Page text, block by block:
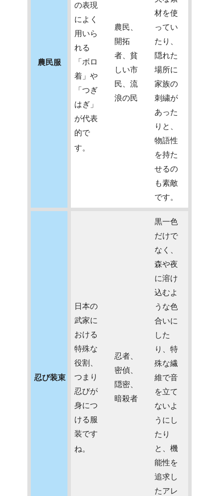
農民服
の表現
によく
用いら
れる
「ボロ
着」や
「つぎ
はぎ」
が代表
的で
す。
農民、
開拓
者、貧
しい市
民、流
浪の民
材を使
ってい
たり、
隠れた
場所に
家族の
刺繍が
あった
りと、
物語性
を持た
せるの
も素敵
です。
忍び装束
日本の
武家に
おける
特殊な
役割、
つまり
忍びが
身につ
ける服
装です
ね。
忍者、
密偵、
隠密、
暗殺者
黒一色
だけで
なく、
森や夜
に溶け
込むよ
うな色
合いに
した
り、特
殊な繊
維で音
を立て
ないよ
うにし
たり
と、機
能性を
追求し
たアレ